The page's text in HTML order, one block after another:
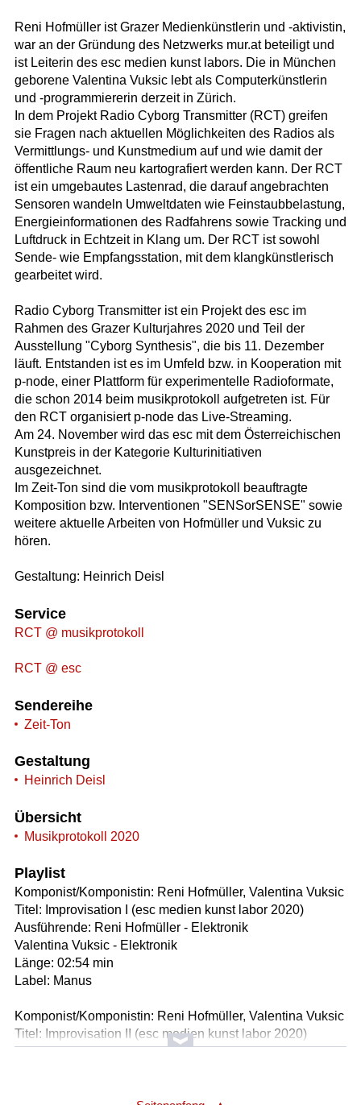
Reni Hofmüller ist Grazer Medienkünstlerin und -aktivistin,
war an der Gründung des Netzwerks mur.at beteiligt und
ist Leiterin des esc medien kunst labors. Die in München
geborene Valentina Vuksic lebt als Computerkünstlerin
und -programmiererin derzeit in Zürich.
In dem Projekt Radio Cyborg Transmitter (RCT) greifen
sie Fragen nach aktuellen Möglichkeiten des Radios als
Vermittlungs- und Kunstmedium auf und wie damit der
öffentliche Raum neu kartografiert werden kann. Der RCT
ist ein umgebautes Lastenrad, die darauf angebrachten
Sensoren wandeln Umweltdaten wie Feinstaubbelastung,
Energieinformationen des Radfahrens sowie Tracking und
Luftdruck in Echtzeit in Klang um. Der RCT ist sowohl
Sende- wie Empfangsstation, mit dem klangkünstlerisch
gearbeitet wird.
Radio Cyborg Transmitter ist ein Projekt des esc im
Rahmen des Grazer Kulturjahres 2020 und Teil der
Ausstellung "Cyborg Synthesis", die bis 11. Dezember
läuft. Entstanden ist es im Umfeld bzw. in Kooperation mit
p-node, einer Plattform für experimentelle Radioformate,
die schon 2014 beim musikprotokoll aufgetreten ist. Für
den RCT organisiert p-node das Live-Streaming.
Am 24. November wird das esc mit dem Österreichischen
Kunstpreis in der Kategorie Kulturinitiativen
ausgezeichnet.
Im Zeit-Ton sind die vom musikprotokoll beauftragte
Komposition bzw. Interventionen "SENSorSENSE" sowie
weitere aktuelle Arbeiten von Hofmüller und Vuksic zu
hören.
Gestaltung: Heinrich Deisl
Service
RCT @ musikprotokoll
RCT @ esc
Sendereihe
Zeit-Ton
Gestaltung
Heinrich Deisl
Übersicht
Musikprotokoll 2020
Playlist
Komponist/Komponistin: Reni Hofmüller, Valentina Vuksic
Titel: Improvisation I (esc medien kunst labor 2020)
Ausführende: Reni Hofmüller - Elektronik
Valentina Vuksic - Elektronik
Länge: 02:54 min
Label: Manus
Komponist/Komponistin: Reni Hofmüller, Valentina Vuksic
Titel: Improvisation II (esc medien kunst labor 2020)
Ausführende: Reni Hofmüller - Elektronik